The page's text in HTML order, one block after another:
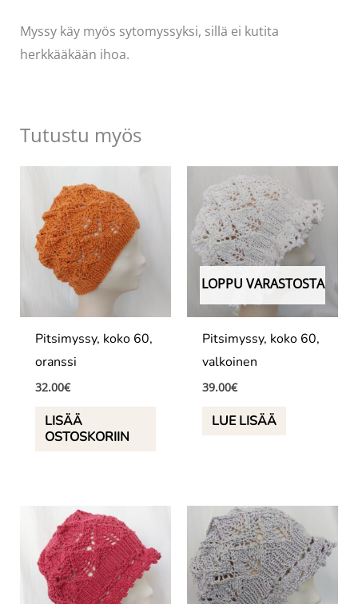
Myssy käy myös sytomyssyksi, sillä ei kutita
herkkääkään ihoa.
Tutustu myös
Pitsimyssy, koko 60,
oranssi
32.00€
LISÄÄ
OSTOSKORIIN
LOPPU VARASTOSTA
Pitsimyssy, koko 60,
valkoinen
39.00€
LUE LISÄÄ